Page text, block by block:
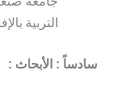
التربية
سادساً : الأبحاث :